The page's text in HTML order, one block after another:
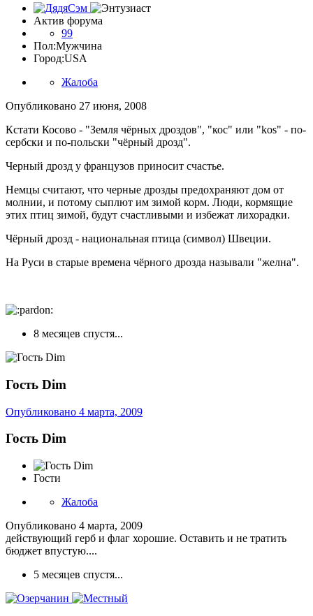
Актив форума
99
Пол:Мужчина
Город:USA
Жалоба
Опубликовано 27 июня, 2008
Кстати Косово - "Земля чёрных дроздов", "кос" или "kos" - по-
сербски и по-польски "чёрный дрозд".
Черный дрозд у французов приносит счастье.
Немцы считают, что черные дрозды предохраняют дом от
молнии, и потому сыплют им зимой корм. Люди, кормящие
этих птиц зимой, будут счастливыми и избежат лихорадки.
Чёрный дрозд - национальная птица (символ) Швеции.
На Руси в старые времена чёрного дрозда называли "желна".
8 месяцев спустя...
Гость Dim
Опубликовано 4 марта, 2009
Гость Dim
Гости
Жалоба
Опубликовано 4 марта, 2009
действующий герб и флаг хорошие. Оставить и не тратить
бюджет впустую....
5 месяцев спустя...